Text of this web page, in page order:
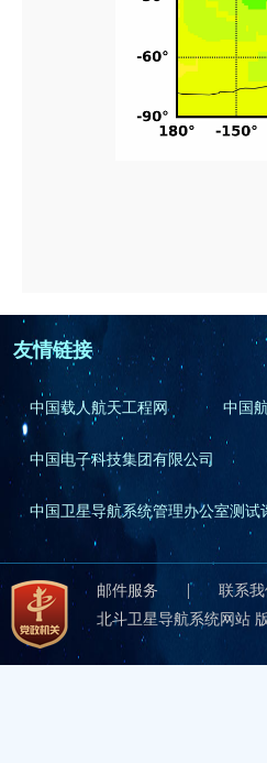
友情链接
中国载人航天工程网 中国
中国电子科技集团有限公司
中国卫星导航系统管理办公室测试
邮件服务 | 联系我
北斗卫星导航系统网站